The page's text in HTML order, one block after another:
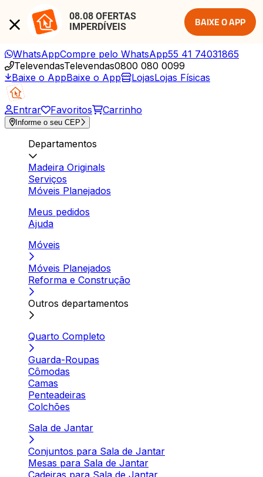
08.08 OFERTAS
IMPERDÍVEIS
BAIXE O APP
WhatsAppCompre pelo WhatsApp55 41 74031865
TelevendasTelevendas0800 080 0099
Baixe o AppBaixe o App LojasLojas Físicas
Entrar Favoritos Carrinho
Informe o seu CEP
Departamentos
Madeira Originals
Serviços
Móveis Planejados
Meus pedidos
Ajuda
Móveis
Móveis Planejados
Reforma e Construção
Outros departamentos
Quarto Completo
Guarda-Roupas
Cômodas
Camas
Penteadeiras
Colchões
Sala de Jantar
Conjuntos para Sala de Jantar
Mesas para Sala de Jantar
Cadeiras para Sala de Jantar